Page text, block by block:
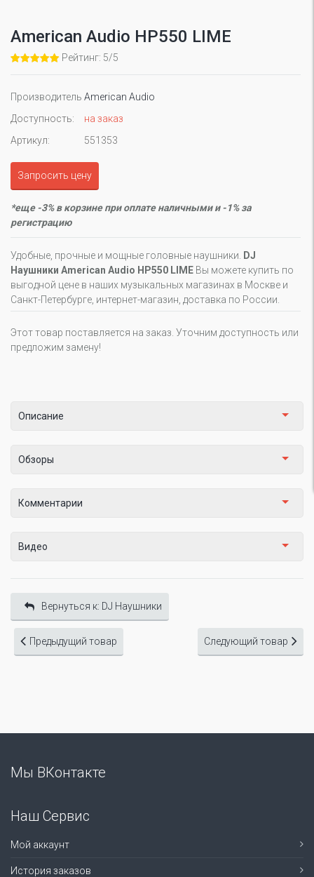
American Audio HP550 LIME
Рейтинг: 5/5
Производитель American Audio
Доступность:
на заказ
Артикул:
551353
Запросить цену
*еще -3% в корзине при оплате наличными и -1% за
регистрацию
Удобные, прочные и мощные головные наушники.
DJ
Наушники American Audio HP550 LIME Вы можете купить по
выгодной цене в наших музыкальных магазинах в Москве и
Санкт-Петербурге, интернет-магазин, доставка по России.
Этот товар поставляется на заказ. Уточним доступность или
предложим замену!
Описание
Обзоры
Комментарии
Видео
Вернуться к: DJ Наушники
Предыдущий товар Следующий товар
Мы ВКонтакте
Наш Сервис
Мой аккаунт
История заказов